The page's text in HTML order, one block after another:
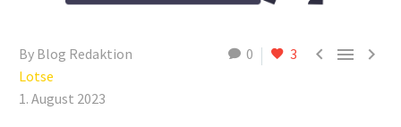
0 3   
By Blog Redaktion
Lotse
1. August 2023